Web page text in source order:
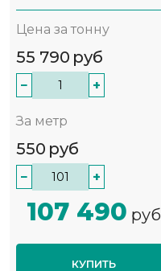
Цена за тонну
55 790 руб
− +
За метр
550 руб
− +
107 490 руб
КУПИТЬ